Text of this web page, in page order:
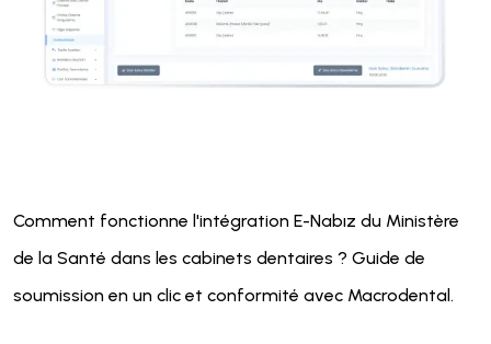
Comment fonctionne l'intégration E-Nabız du Ministère
de la Santé dans les cabinets dentaires ? Guide de
soumission en un clic et conformité avec Macrodental.